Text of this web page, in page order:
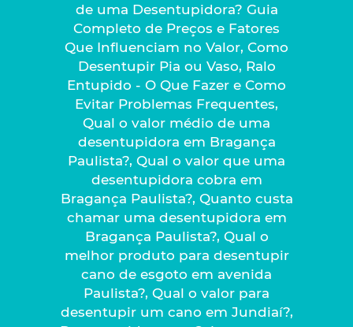
de uma Desentupidora? Guia
Completo de Preços e Fatores
Que Influenciam no Valor, Como
Desentupir Pia ou Vaso, Ralo
Entupido - O Que Fazer e Como
Evitar Problemas Frequentes,
Qual o valor médio de uma
desentupidora em Bragança
Paulista?, Qual o valor que uma
desentupidora cobra em
Bragança Paulista?, Quanto custa
chamar uma desentupidora em
Bragança Paulista?, Qual o
melhor produto para desentupir
cano de esgoto em avenida
Paulista?, Qual o valor para
desentupir um cano em Jundiaí?,